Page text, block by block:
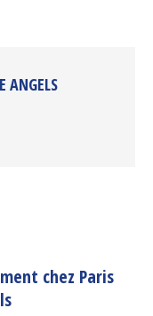
ANGELS
chez Paris